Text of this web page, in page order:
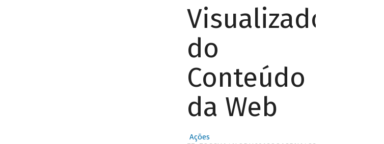
Visualizador
do
Conteúdo
da Web
Ações